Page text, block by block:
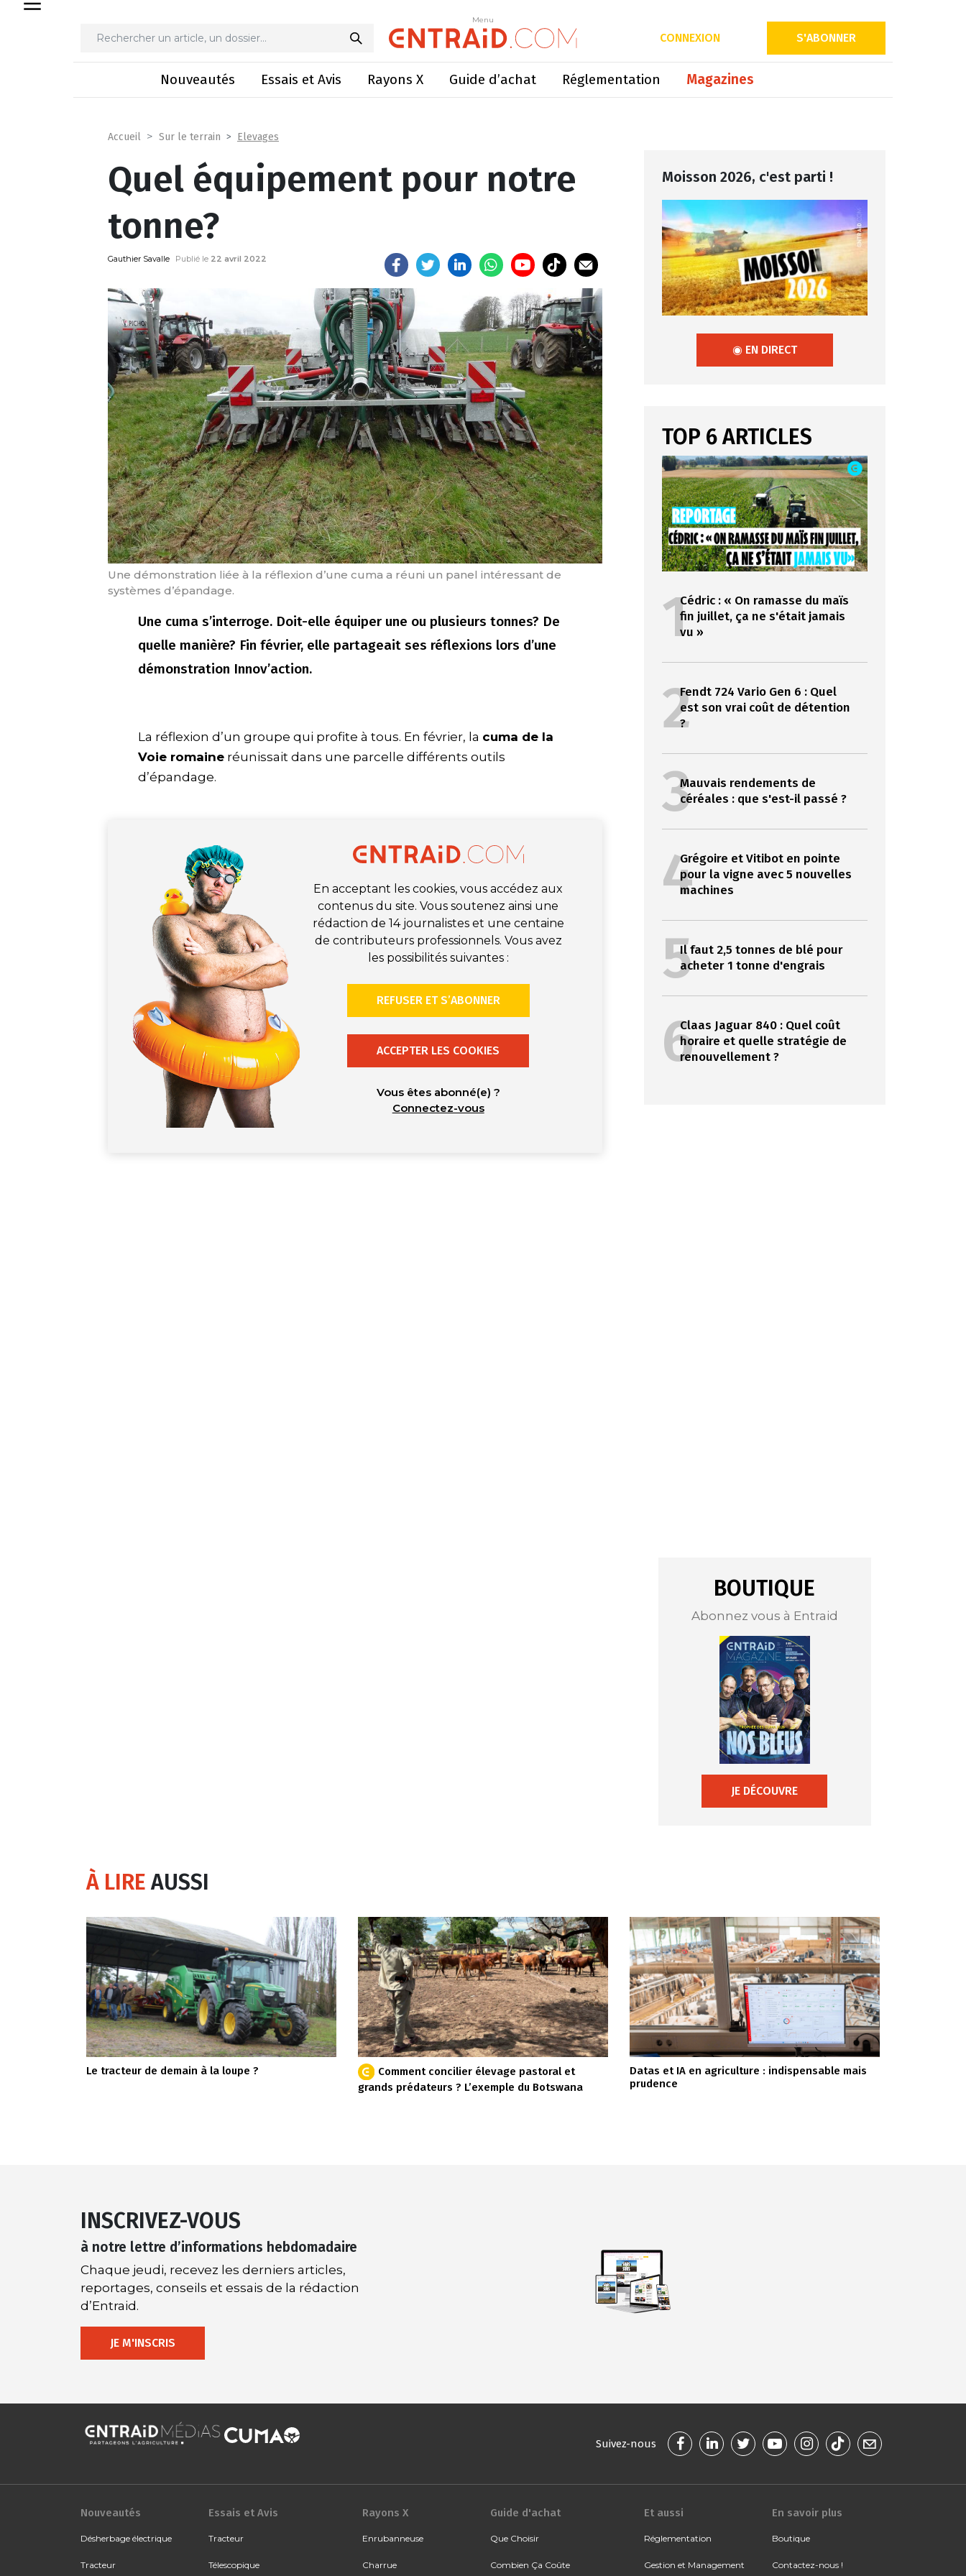
Menu
CONNEXION S'ABONNER
Nouveautés Essais et Avis Rayons X Guide d’achat Réglementation Magazines
Menu
Accueil Sur le terrain Elevages
Quel équipement pour notre
tonne?
Gauthier Savalle Publié le 22 avril 2022
Une démonstration liée à la réflexion d’une cuma a réuni un panel intéressant de
systèmes d’épandage.
Une cuma s’interroge. Doit-elle équiper une ou plusieurs tonnes? De
quelle manière? Fin février, elle partageait ses réflexions lors d’une
démonstration Innov’action.
La réflexion d’un groupe qui profite à tous. En février, la cuma de la
Voie romaine réunissait dans une parcelle différents outils
d’épandage.
En acceptant les cookies, vous accédez aux
contenus du site. Vous soutenez ainsi une
rédaction de 14 journalistes et une centaine
de contributeurs professionnels. Vous avez
les possibilités suivantes :
REFUSER ET S’ABONNER
ACCEPTER LES COOKIES
Vous êtes abonné(e) ?
Connectez-vous
Moisson 2026, c'est parti !
◉ EN DIRECT
TOP 6 ARTICLES
1Cédric : « On ramasse du maïs
fin juillet, ça ne s'était jamais
vu »
2Fendt 724 Vario Gen 6 : Quel
est son vrai coût de détention
?
3Mauvais rendements de
céréales : que s'est-il passé ?
4Grégoire et Vitibot en pointe
pour la vigne avec 5 nouvelles
machines
5Il faut 2,5 tonnes de blé pour
acheter 1 tonne d'engrais
6Claas Jaguar 840 : Quel coût
horaire et quelle stratégie de
renouvellement ?
BOUTIQUE
Abonnez vous à Entraid
JE DÉCOUVRE
À LIREAUSSI
Le tracteur de demain à la loupe ?
Comment concilier élevage pastoral et
grands prédateurs ? L’exemple du Botswana
Datas et IA en agriculture : indispensable mais
prudence
INSCRIVEZ-VOUS
à notre lettre d’informations hebdomadaire
Chaque jeudi, recevez les derniers articles,
reportages, conseils et essais de la rédaction
d’Entraid.
JE M'INSCRIS
Suivez-nous
Nouveautés
Désherbage électrique
Tracteur
Essais et Avis
Tracteur
Télescopique
Rayons X
Enrubanneuse
Charrue
Guide d'achat
Que Choisir
Combien Ça Coûte
Et aussi
Réglementation
Gestion et Management
En savoir plus
Boutique
Contactez-nous !